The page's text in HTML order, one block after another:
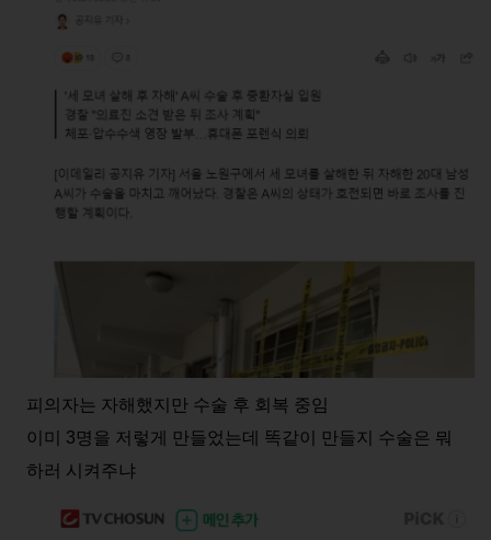
피의자는 자해했지만 수술 후 회복 중임
이미 3명을 저렇게 만들었는데 똑같이 만들지 수술은 뭐
하러 시켜주냐